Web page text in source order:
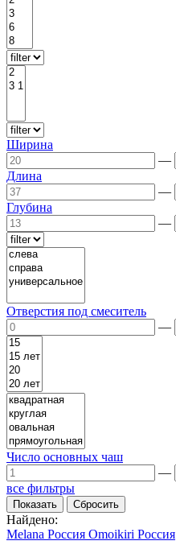
Ширина
—
Длина
—
Глубина
—
Отверстия под смеситель
—
Число основных чаш
—
все фильтры
Найдено:
Melana Россия Omoikiri Россия